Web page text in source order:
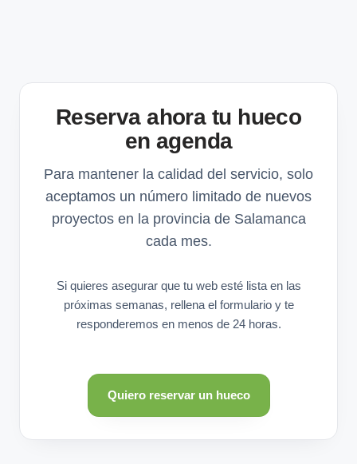
Reserva ahora tu hueco
en agenda
Para mantener la calidad del servicio, solo
aceptamos un número limitado de nuevos
proyectos en la provincia de Salamanca
cada mes.
Si quieres asegurar que tu web esté lista en las
próximas semanas, rellena el formulario y te
responderemos en menos de 24 horas.
Quiero reservar un hueco